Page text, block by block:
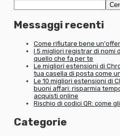
Messaggi recenti
Come rifiutare bene
I 5 migliori registrar di nomi
quello che fa per te
Le migliori estensioni di
tua casella di posta come
Le 10 migliori estensioni di
buoni affari: risparmia
acquisti online
Rischio di codici QR: come
Categorie